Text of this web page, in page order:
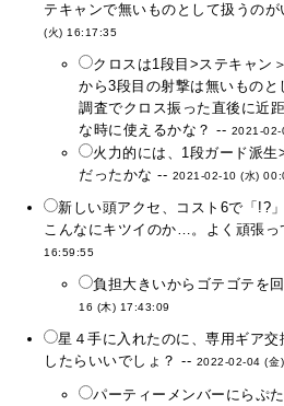
テキャンで無いものとして扱うの
(火) 16:17:35
クロスは1段目>ステキャン
から3段目の射撃は無いもの
調査でクロス振った直後に近
な時に使えるかな？ -- 2021-02-
火力的には、1段ガード派生
だったかな -- 2021-02-10 (水)
新しい頭アクセ、コスト6で「!?
こんなにキツイのか…。よく頑張
16:59:55
負担大きいからゴテゴテを
16 (木) 17:43:09
星４手に入れたのに、専用ギア
したらいいでしょ？ -- 2022-02-04 (金
パーティーメンバーにらぷ